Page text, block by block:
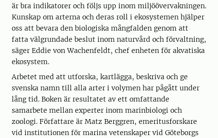
är bra indikatorer och följs upp inom miljöövervakningen.
Kunskap om arterna och deras roll i ekosystemen hjälper
oss att bevara den biologiska mångfalden genom att
fatta välgrundade beslut inom naturvård och förvaltning,
säger Eddie von Wachenfeldt, chef enheten för akvatiska
ekosystem.
Arbetet med att utforska, kartlägga, beskriva och ge
svenska namn till alla arter i volymen har pågått under
lång tid. Boken är resultatet av ett omfattande
samarbete mellan experter inom marinbiologi och
zoologi. Författare är Matz Berggren, emeritusforskare
vid institutionen för marina vetenskaper vid Göteborgs